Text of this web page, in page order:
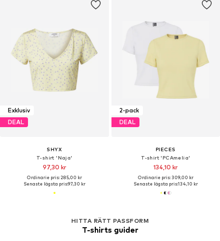
Exklusiv
DEAL
SHYX
T-shirt 'Naja'
97,30 kr
Ordinarie pris: 285,00 kr
Senaste lägsta pris:97,30 kr
2-pack
DEAL
PIECES
T-shirt 'PCAmelia'
134,10 kr
Ordinarie pris: 309,00 kr
Senaste lägsta pris:134,10 kr
HITTA RÄTT PASSFORM
T-shirts guider